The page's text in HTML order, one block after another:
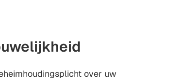
over uw